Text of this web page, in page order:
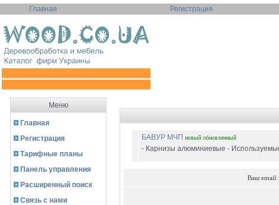
Главная Регистрация
Меню
Главная
Регистрация
Тарифные планы
Панель управления
Расширенный поиск
Связь с нами
БАВУР МЧП новый обновленный
- Карнизы алюминиевые -
Ваш email: